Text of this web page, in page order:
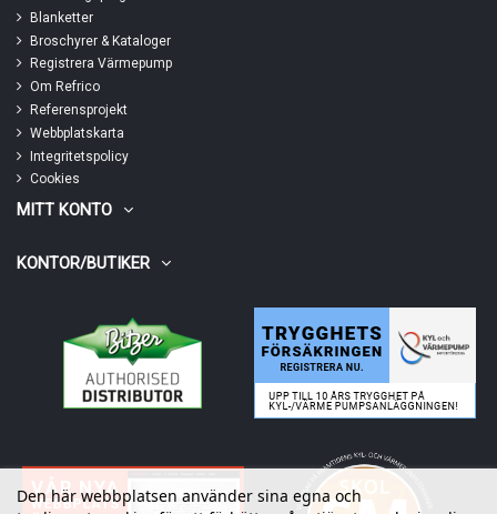
Blanketter
Broschyrer & Kataloger
Registrera Värmepump
Om Refrico
Referensprojekt
Webbplatskarta
Integritetspolicy
Cookies
MITT KONTO
KONTOR/BUTIKER
Den här webbplatsen använder sina egna och